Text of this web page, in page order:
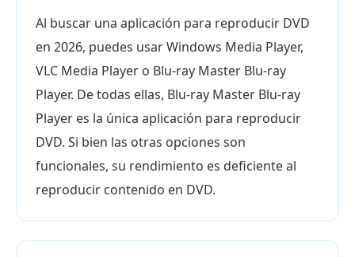
Al buscar una aplicación para reproducir DVD
en 2026, puedes usar Windows Media Player,
VLC Media Player o Blu-ray Master Blu-ray
Player. De todas ellas, Blu-ray Master Blu-ray
Player es la única aplicación para reproducir
DVD. Si bien las otras opciones son
funcionales, su rendimiento es deficiente al
reproducir contenido en DVD.